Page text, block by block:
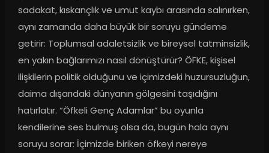
sadakat, kıskançlık ve umut kaybı arasında salınırken,
aynı zamanda daha büyük bir soruyu gündeme
getirir: Toplumsal adaletsizlik ve bireysel tatminsizlik,
en yakın bağlarımızı nasıl dönüştürür? ÖFKE, kişisel
ilişkilerin politik olduğunu ve içimizdeki huzursuzluğun,
daima dışarıdaki dünyanın gölgesini taşıdığını
hatırlatır. “Öfkeli Genç Adamlar” bu oyunla
kendilerine ses bulmuş olsa da, bugün hala aynı
soruyu sorar: İçimizde biriken öfkeyi nereye